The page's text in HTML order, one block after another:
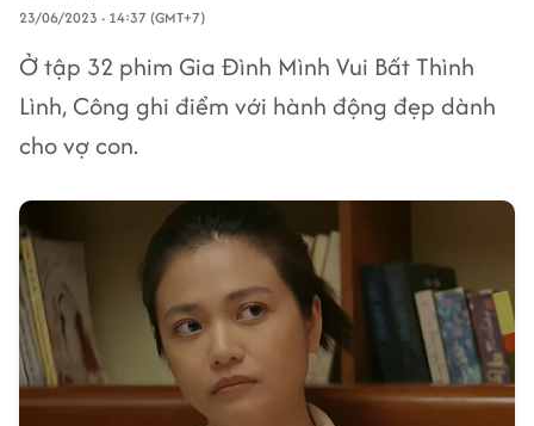
23/06/2023 - 14:37 (GMT+7)
Ở tập 32 phim Gia Đình Mình Vui Bất Thình
Lình, Công ghi điểm với hành động đẹp dành
cho vợ con.